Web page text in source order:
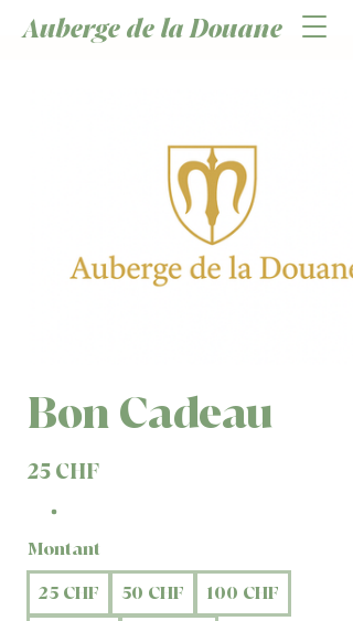
Auberge de la Douane
Bon Cadeau
25 CHF
Montant
25 CHF
50 CHF
100 CHF